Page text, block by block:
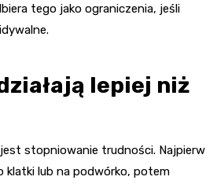
tego jako ograniczenia, jeśli
lepiej niż
stopniowanie trudności. Najpierw
klatki lub na podwórko, potem